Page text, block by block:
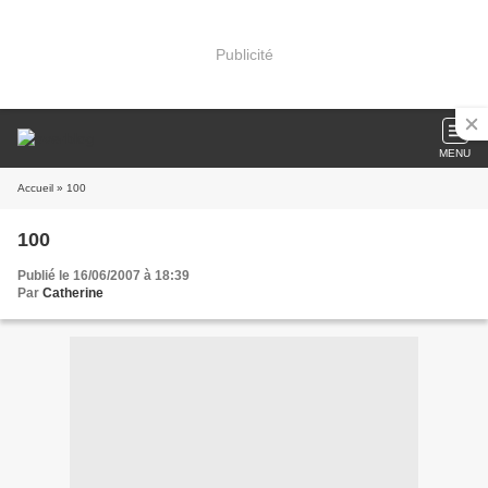
Publicité
MENU
Accueil » 100
100
Publié le 16/06/2007 à 18:39
Par Catherine